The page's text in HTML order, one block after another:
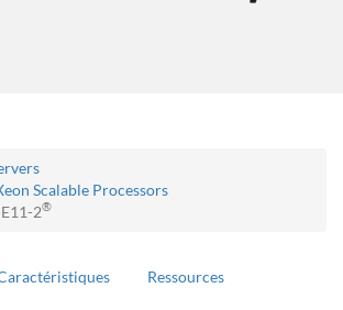
Scalable Processors
2®
Ressources